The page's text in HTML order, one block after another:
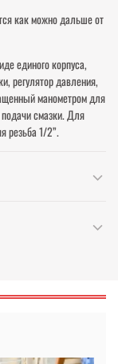
как можно дальше от
единого корпуса,
регулятор давления,
манометром для
смазки. Для
резьба 1/2”.